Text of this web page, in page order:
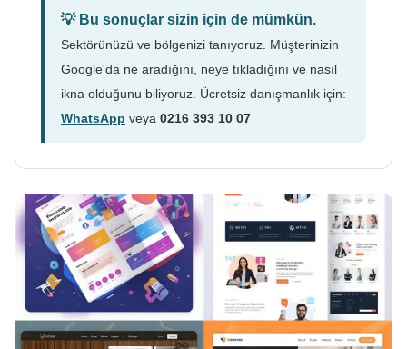
💡 Bu sonuçlar sizin için de mümkün.
Sektörünüzü ve bölgenizi tanıyoruz. Müşterinizin
Google'da ne aradığını, neye tıkladığını ve nasıl
ikna olduğunu biliyoruz. Ücretsiz danışmanlık için:
WhatsApp veya 0216 393 10 07